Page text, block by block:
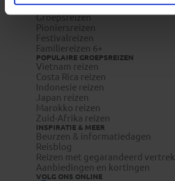
REISTYPES
Groepsreizen
Pioniersreizen
Festivalreizen
Familiereizen 6+
POPULAIRE GROEPSREIZEN
Vietnam reizen
Costa Rica reizen
Indonesie reizen
Japan reizen
Marokko reizen
Zuid-Afrika reizen
INSPIRATIE & MEER
Beurzen & informatiedagen
Reisblog
Reizen met gegarandeerd vertrek
Aanbiedingen en kortingen
VOLG ONS ONLINE